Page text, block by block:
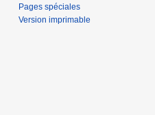
Pages spéciales
Version imprimable